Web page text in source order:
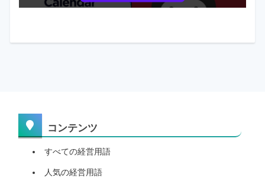
コンテンツ
すべての経営用語
人気の経営用語